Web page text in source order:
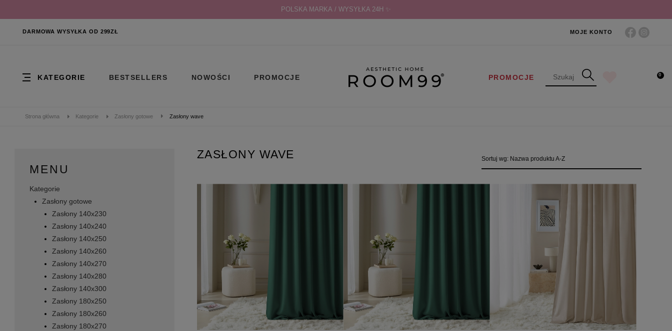
POLSKA MARKA / WYSYŁKA 24H ✨
DARMOWA WYSYŁKA OD 299ZŁ MOJE KONTO
KATEGORIE BESTSELLERS NOWOŚCI PROMOCJE PROMOCJE 0
Strona główna Kategorie Zasłony gotowe Zasłony wave
MENU
Kategorie
Zasłony gotowe
Zasłony 140x230
Zasłony 140x240
Zasłony 140x250
Zasłony 140x260
Zasłony 140x270
Zasłony 140x280
Zasłony 140x300
Zasłony 180x250
Zasłony 180x260
Zasłony 180x270
ZASŁONY WAVE Sortuj wg: Nazwa produktu A-Z